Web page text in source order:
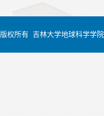
权所有 吉林大学地球科学学